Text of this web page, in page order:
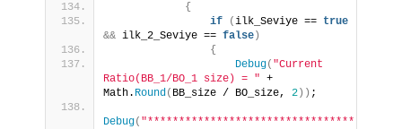
{
if
(ilk_Seviye == true
&& ilk_2_Seviye == false )
{
Debug( "Current
Ratio(BB_1/BO_1 size) = " +
Math. Round( BB_size / BO_size, 2 )) ;
Debug( "*********************************